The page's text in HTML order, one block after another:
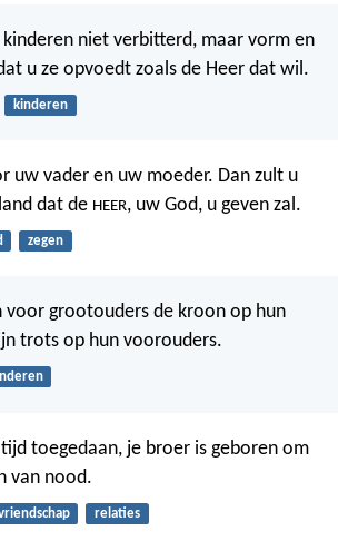
kinderen niet verbitterd, maar vorm en
u ze opvoedt zoals de Heer dat wil.
kinderen
uw vader en uw moeder. Dan zult u
dat de HEER, uw God, u geven zal.
zegen
voor grootouders de kroon op hun
trots op hun voorouders.
toegedaan, je broer is geboren om
van nood.
relaties